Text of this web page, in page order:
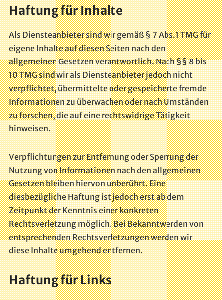
Haftung für Inhalte
Als Diensteanbieter sind wir gemäß § 7 Abs.1 TMG für
eigene Inhalte auf diesen Seiten nach den
allgemeinen Gesetzen verantwortlich. Nach §§ 8 bis
10 TMG sind wir als Diensteanbieter jedoch nicht
verpflichtet, übermittelte oder gespeicherte fremde
Informationen zu überwachen oder nach Umständen
zu forschen, die auf eine rechtswidrige Tätigkeit
hinweisen.
Verpflichtungen zur Entfernung oder Sperrung der
Nutzung von Informationen nach den allgemeinen
Gesetzen bleiben hiervon unberührt. Eine
diesbezügliche Haftung ist jedoch erst ab dem
Zeitpunkt der Kenntnis einer konkreten
Rechtsverletzung möglich. Bei Bekanntwerden von
entsprechenden Rechtsverletzungen werden wir
diese Inhalte umgehend entfernen.
Haftung für Links